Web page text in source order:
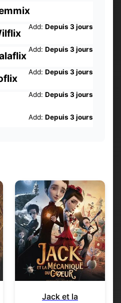
Add: Depuis 3 jours
Add: Depuis 3 jours
Add: Depuis 3 jours
Add: Depuis 3 jours
Add: Depuis 3 jours
Jack et la